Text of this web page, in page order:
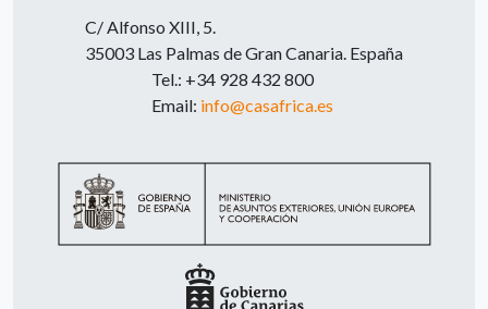
C/ Alfonso XIII, 5.
35003 Las Palmas de Gran Canaria. España
Tel.: +34 928 432 800
Email: info@casafrica.es